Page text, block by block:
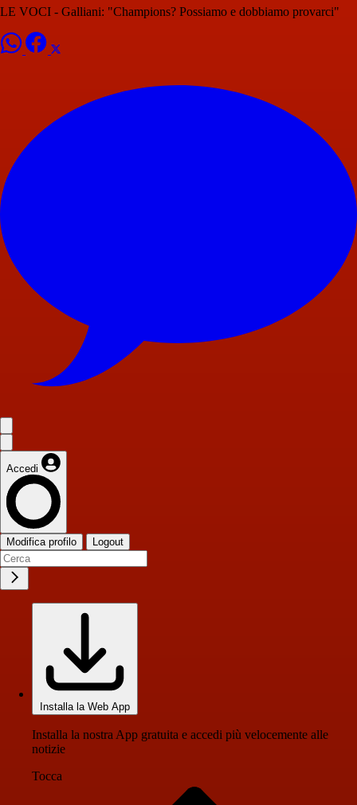
LE VOCI - Galliani: "Champions? Possiamo e dobbiamo provarci"
Accedi
Modifica profilo Logout
Installa la Web App
Installa la nostra App gratuita e accedi più velocemente alle
notizie
Tocca